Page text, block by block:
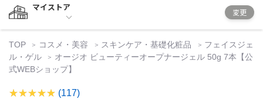
マイストア
変更
TOP コスメ・美容 スキンケア・基礎化粧品
フェイスジェ
ル・ゲル
オージオ ビューティーオープナージェル 50g 7本【公
式WEBショップ】
(117)